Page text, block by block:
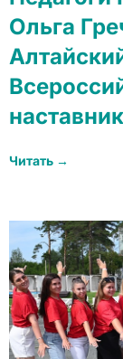
Ольга
Читать →